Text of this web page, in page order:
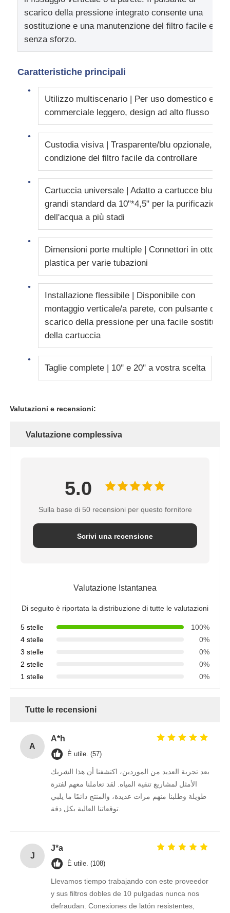
Staffa RO
scarico della pressione integrato consente una
sostituzione e una manutenzione del filtro facile e
senza sforzo.
Caratteristiche principali
Utilizzo multiscenario | Per uso domestico e
commerciale leggero, design ad alto flusso
Custodia visiva | Trasparente/blu opzionale,
condizione del filtro facile da controllare
Cartuccia universale | Adatto a cartucce blu
grandi standard da 10"*4,5" per la purificazione
dell'acqua a più stadi
Dimensioni porte multiple | Connettori in ottone
plastica per varie tubazioni
Installazione flessibile | Disponibile con
montaggio verticale/a parete, con pulsante di
scarico della pressione per una facile
della cartuccia
Taglie complete | 10" e 20" a vostra scelta
Valutazioni e recensioni:
Valutazione complessiva
5.0
Sulla base di 50 recensioni per questo fornitore
Scrivi una recensione
Valutazione Istantanea
Di seguito è riportata la distribuzione di tutte le valutazioni
5 stelle
100%
4 stelle
0%
3 stelle
0%
2 stelle
0%
1 stelle
0%
Tutte le recensioni
A
A*h
È utile. (57)
بعد تجربة العديد من الموردين، اكتشفنا أن هذا الشريك
الأمثل لمشاريع تنقية المياه. لقد تعاملنا معهم لفترة
طويلة وطلبنا منهم مرات عديدة، والمنتج دائمًا ما يلبي
J
J*a
È utile. (108)
Llevamos tiempo trabajando con este proveedor
y sus filtros dobles de 10 pulgadas nunca nos
defraudan. Conexiones de latón resistentes,